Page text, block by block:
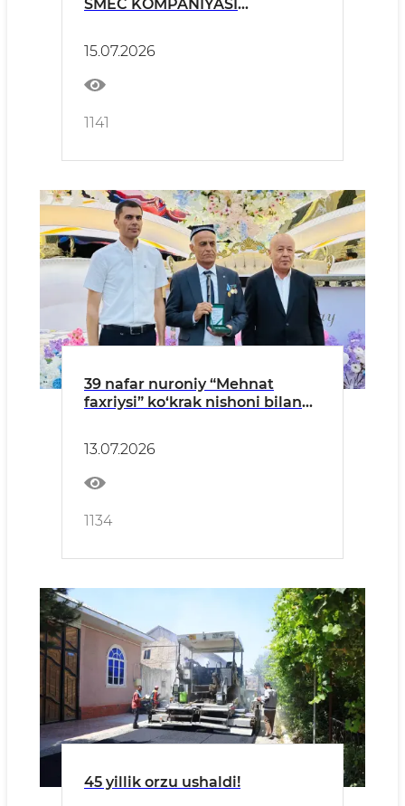
SMEC KOMPANIYASI
15.07.2026
1141
39 nafar nuroniy “Mehnat
faxriysi” ko‘krak nishoni bilan
13.07.2026
1134
45 yillik orzu ushaldi!